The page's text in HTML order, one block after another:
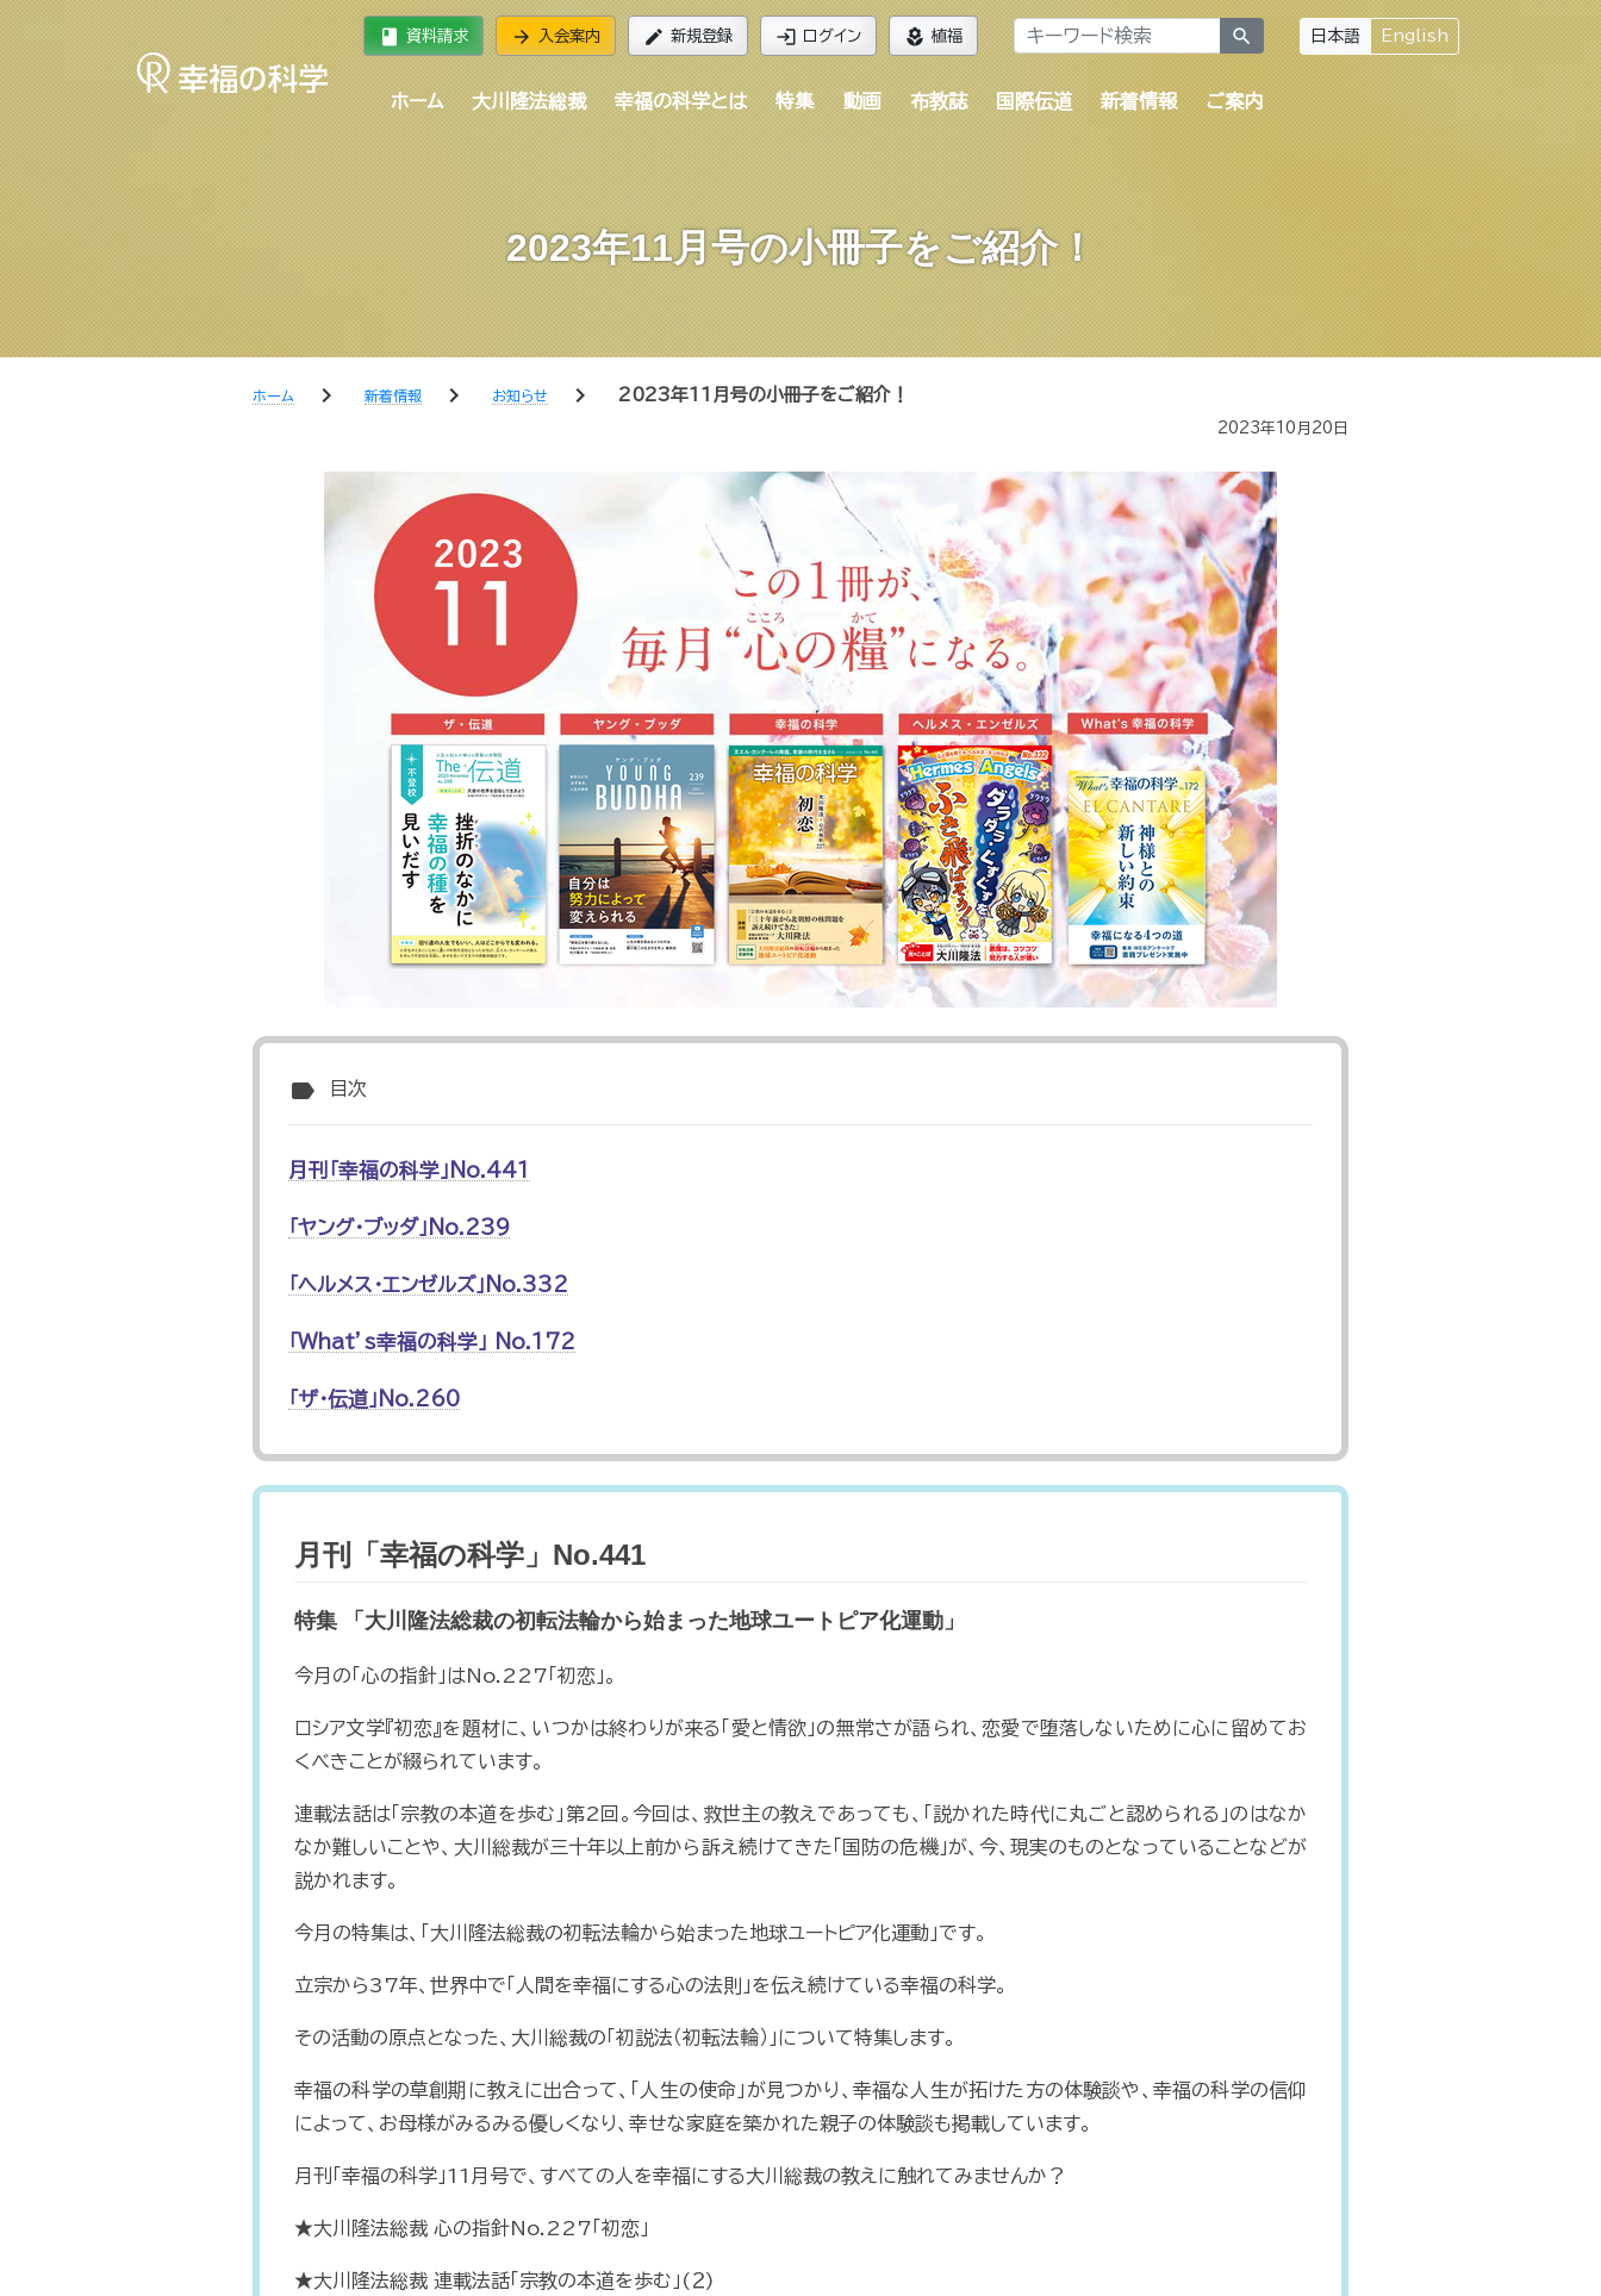
book 資料請求 arrow_forward 入会案内 edit 新規登録 login ログイン local_florist 植福 search 日本語 English
ホーム 大川隆法総裁 幸福の科学とは 特集 動画 布教誌 国際伝道 新着情報 ご案内
2023年11月号の小冊子をご紹介！
ホーム chevron_right 新着情報 chevron_right お知らせ chevron_right 2023年11月号の小冊子をご紹介！
2023年10月20日
label 目次
月刊「幸福の科学」No.441
「ヤング・ブッダ」No.239
「ヘルメス・エンゼルズ」No.332
「What’s幸福の科学」 No.172
「ザ・伝道」No.260
月刊「幸福の科学」No.441
特集 「大川隆法総裁の初転法輪から始まった地球ユートピア化運動」
今月の「心の指針」はNo.227「初恋」。
ロシア文学『初恋』を題材に、いつかは終わりが来る「愛と情欲」の無常さが語られ、恋愛で堕落しないために心に留めてお
くべきことが綴られています。
連載法話は「宗教の本道を歩む」第2回。今回は、救世主の教えであっても、「説かれた時代に丸ごと認められる」のはなか
なか難しいことや、大川総裁が三十年以上前から訴え続けてきた「国防の危機」が、今、現実のものとなっていることなどが
説かれます。
今月の特集は、「大川隆法総裁の初転法輪から始まった地球ユートピア化運動」です。
立宗から37年、世界中で「人間を幸福にする心の法則」を伝え続けている幸福の科学。
その活動の原点となった、大川総裁の「初説法（初転法輪）」について特集します。
幸福の科学の草創期に教えに出合って、「人生の使命」が見つかり、幸福な人生が拓けた方の体験談や、幸福の科学の信仰
によって、お母様がみるみる優しくなり、幸せな家庭を築かれた親子の体験談も掲載しています。
月刊「幸福の科学」11月号で、すべての人を幸福にする大川総裁の教えに触れてみませんか？
★大川隆法総裁 心の指針No.227「初恋」
★大川隆法総裁 連載法話「宗教の本道を歩む」(２)